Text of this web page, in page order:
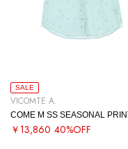
SALE
VICOMTE A.
￥13,860 40%OFF